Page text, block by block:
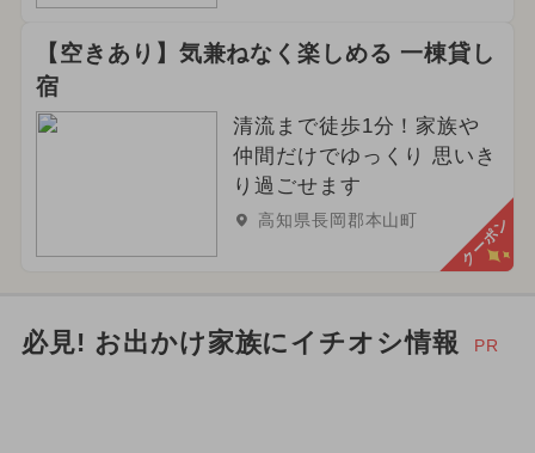
【空きあり】気兼ねなく楽しめる 一棟貸し
宿
清流まで徒歩1分！家族や
仲間だけでゆっくり 思いき
り過ごせます
高知県長岡郡本山町 クーポン
必見! お出かけ家族にイチオシ情報 PR